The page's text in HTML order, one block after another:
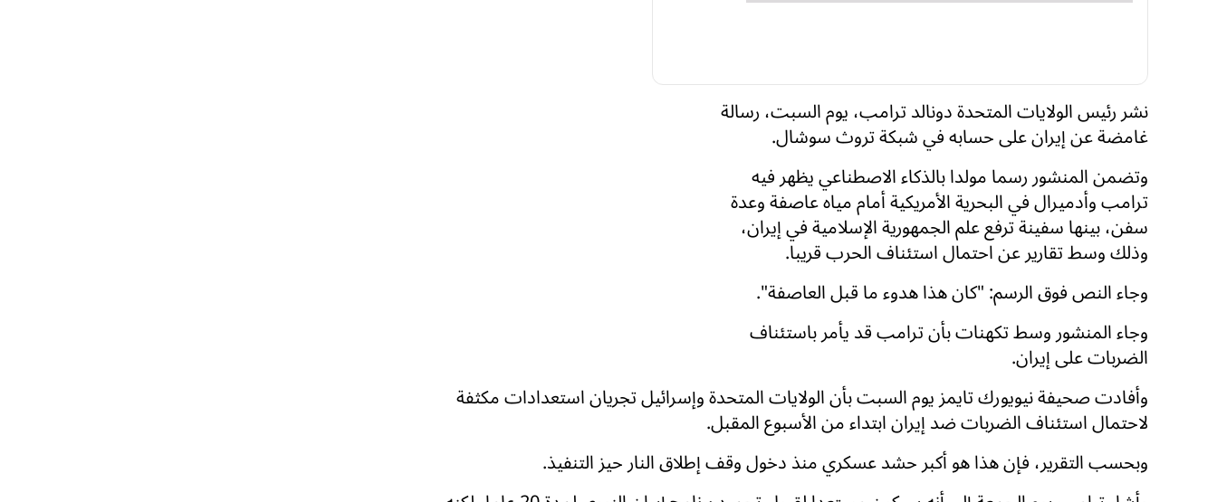
نشر رئيس الولايات المتحدة دونالد ترامب، يوم السبت، رسالة
غامضة عن إيران على حسابه في شبكة تروث سوشال.
وتضمن المنشور رسما مولدا بالذكاء الاصطناعي يظهر فيه
ترامب وأدميرال في البحرية الأمريكية أمام مياه عاصفة وعدة
سفن، بينها سفينة ترفع علم الجمهورية الإسلامية في إيران،
وذلك وسط تقارير عن احتمال استئناف الحرب قريبا.
وجاء النص فوق الرسم: "كان هذا هدوء ما قبل العاصفة".
وجاء المنشور وسط تكهنات بأن ترامب قد يأمر باستئناف
الضربات على إيران.
وأفادت صحيفة نيويورك تايمز يوم السبت بأن الولايات المتحدة وإسرائيل تجريان استعدادات مكثفة
لاحتمال استئناف الضربات ضد إيران ابتداء من الأسبوع المقبل.
وبحسب التقرير، فإن هذا هو أكبر حشد عسكري منذ دخول وقف إطلاق النار حيز التنفيذ.